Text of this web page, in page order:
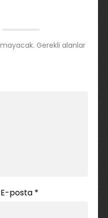
Gerekli alanlar
E-posta *